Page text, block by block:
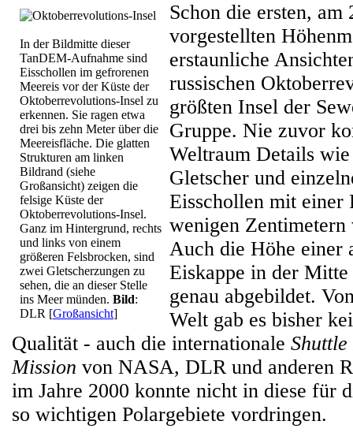
In der Bildmitte dieser
TanDEM-Aufnahme sind
Eisschollen im gefrorenen
Meereis vor der Küste der
Oktoberrevolutions-Insel zu
erkennen. Sie ragen etwa
drei bis zehn Meter über die
Meereisfläche. Die glatten
Strukturen am linken
Bildrand (siehe
Großansicht) zeigen die
felsige Küste der
Oktoberrevolutions-Insel.
Ganz im Hintergrund, rechts
und links von einem
größeren Felsbrocken, sind
zwei Gletscherzungen zu
sehen, die an dieser Stelle
ins Meer münden. Bild:
DLR [Großansicht]
Schon die ersten, am
vorgestellten
erstaunliche
russischen
größten Insel der
Gruppe. Nie zuvor
Weltraum Details
Gletscher und
Eisschollen mit einer
wenigen Zentimetern
Auch die Höhe einer
Eiskappe in der
genau abgebildet.
Welt gab es bisher
Qualität - auch die internationale
Mission von NASA, DLR und anderen
im Jahre 2000 konnte nicht in diese für
so wichtigen Polargebiete vordringen.